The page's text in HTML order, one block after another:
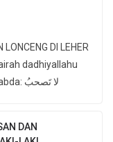
DI LEHER
dadhiyallahu
anhu, sesungguhnya Rasulullah ﷺ bersabda: لا تَصحبُ
DAN